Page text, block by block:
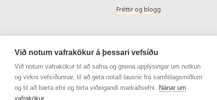
Fréttir og blogg
Þjónusta
Afhendingarmöguleikar
Skilareglur
Algengar spurningar
Samfélagsmiðlar
Instagram
Instagram - Snyrtivara
Við notum vafrakökur á þessari vefsíðu
Við notum vafrakökur til að safna og greina upplýsingar um notkun
og virkni vefsíðunnar, til að geta notað lausnir frá samfélagsmiðlum
og til að bæta efni og birta viðeigandi markaðsefni. Nánar um
vafrakökur